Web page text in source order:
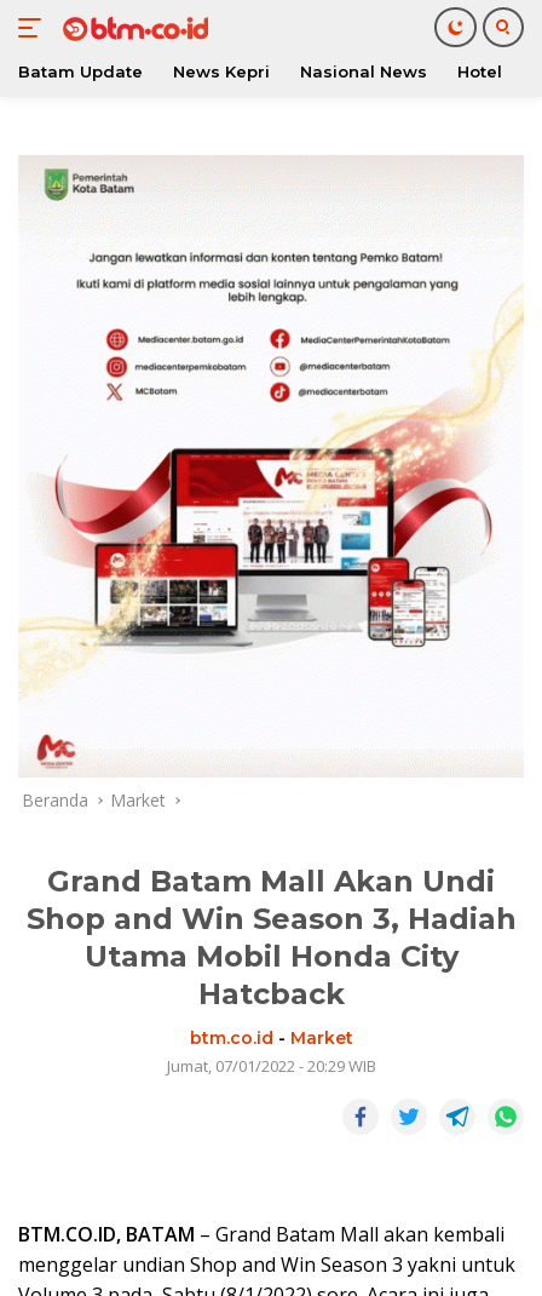
konten
Batam Update News Kepri Nasional News Hotel
Beranda Market
Grand Batam Mall Akan Undi
Shop and Win Season 3, Hadiah
Utama Mobil Honda City
Hatcback
btm.co.id - Market
Jumat, 07/01/2022 - 20:29 WIB
BTM.CO.ID, BATAM – Grand Batam Mall akan kembali
menggelar undian Shop and Win Season 3 yakni untuk